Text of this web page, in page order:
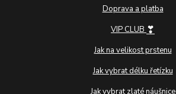
Doprava a platba
VIP CLUB ❣
Jak na velikost prstenu
Jak vybrat délku řetízku
Jak vybrat zlaté náušnice